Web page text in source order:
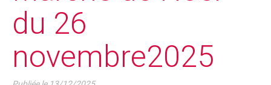
du 26
novembre2025